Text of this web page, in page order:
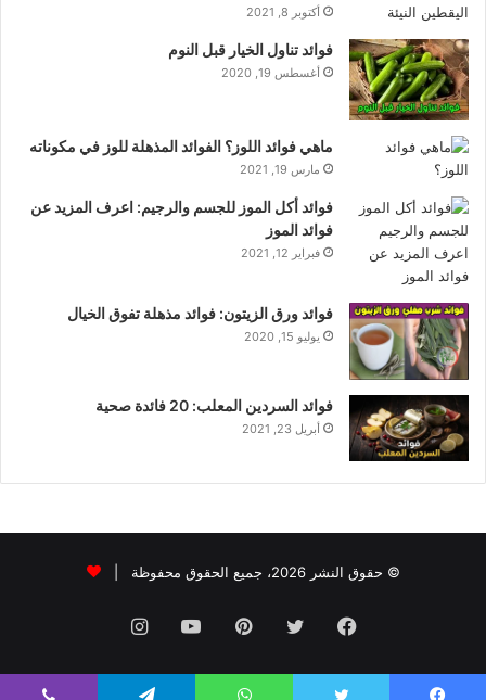
أكتوبر 8, 2021
فوائد تناول الخيار قبل النوم
أغسطس 19, 2020
ماهي فوائد اللوز؟ الفوائد المذهلة للوز في مكوناته
مارس 19, 2021
فوائد أكل الموز للجسم والرجيم: اعرف المزيد عن
فوائد الموز
فبراير 12, 2021
فوائد ورق الزيتون: فوائد مذهلة تفوق الخيال
يوليو 15, 2020
فوائد السردين المعلب: 20 فائدة صحية
أبريل 23, 2021
© حقوق النشر 2026، جميع الحقوق محفوظة |
فيسبوك تويتر بينتيريستيوتيوبانستقرام